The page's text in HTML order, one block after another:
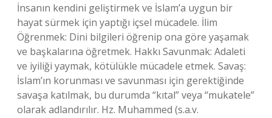
İnsanın kendini geliştirmek ve İslam’a uygun bir
hayat sürmek için yaptığı içsel mücadele. İlim
Öğrenmek: Dini bilgileri öğrenip ona göre yaşamak
ve başkalarına öğretmek. Hakkı Savunmak: Adaleti
ve iyiliği yaymak, kötülükle mücadele etmek. Savaş:
İslam’ın korunması ve savunması için gerektiğinde
savaşa katılmak, bu durumda “kıtal” veya “mukatele”
olarak adlandırılır. Hz. Muhammed (s.a.v.